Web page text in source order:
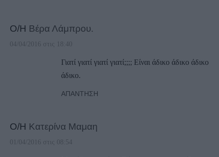
Ο/Η Βέρα Λάμπρου.
04/04/2016 στις 18:40
Γιατί γιατί γιατί γιατί;;;; Είναι άδικο άδικο άδικο
άδικο.
ΑΠΆΝΤΗΣΗ
Ο/Η Κατερίνα Μαμαη
01/04/2016 στις 08:54